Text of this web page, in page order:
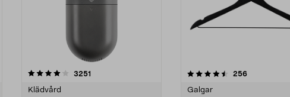
3251
Klädvård
4.5av 5 stjärnor 256recensioner
Galgar
4.0av 5 stjärnor